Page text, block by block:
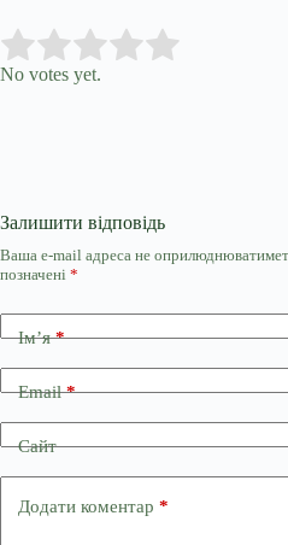
Rate this item:
No votes yet.
Залишити відповідь
Ваша e-mail адреса не
позначені *
Ім’я*
Email*
Сайт
Додати коментар *